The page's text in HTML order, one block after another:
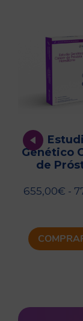
Rango de
Genético
de
655,00€ -